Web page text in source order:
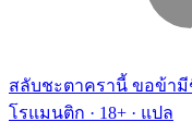
สลับชะตาครานี้ ขอข้ามี
โรแมนติก · 18+ · แปล